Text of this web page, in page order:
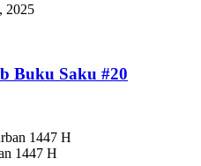
2025
Buku Saku #20
1447 H